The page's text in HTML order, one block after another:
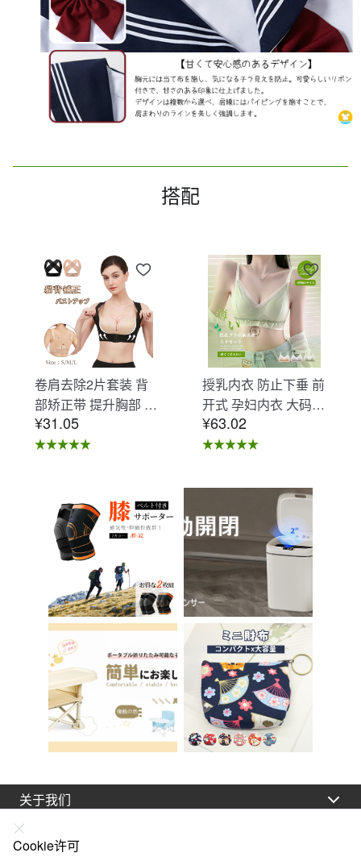
搭配
卷肩去除2片套装 背
部矫正带 提升胸部 姿
势矫正带 女性用 姿势
矫正内衣 背部矫正 背
E-11
¥31.05
授乳内衣 防止下垂 前
开式 孕妇内衣 大码
哺乳内衣 暖调文胸 无
钢圈 交叉开口 勾扣文
¥63.02
关于我们
法律声明
Cookie许可